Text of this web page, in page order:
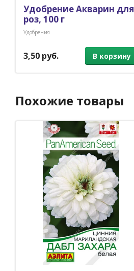
Удобрение Акварин для
роз, 100 г
Удобрения
3,50 руб. В корзину
Похожие товары